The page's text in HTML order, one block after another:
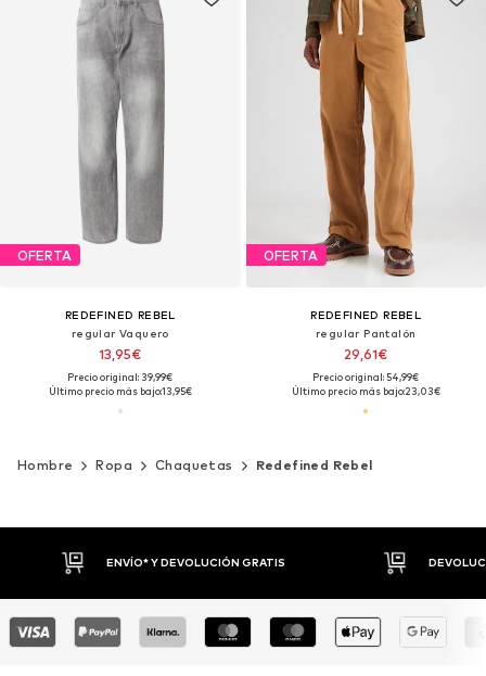
OFERTA
REDEFINED REBEL
regular Vaquero
13,95€
Precio original: 39,99€
Último precio más bajo:13,95€
OFERTA
REDEFINED REBEL
regular Pantalón
29,61€
Precio original: 54,99€
Último precio más bajo:23,03€
Hombre Ropa Chaquetas Redefined Rebel
GRATIS DEVOLUCIONES HASTA 30 DÍAS